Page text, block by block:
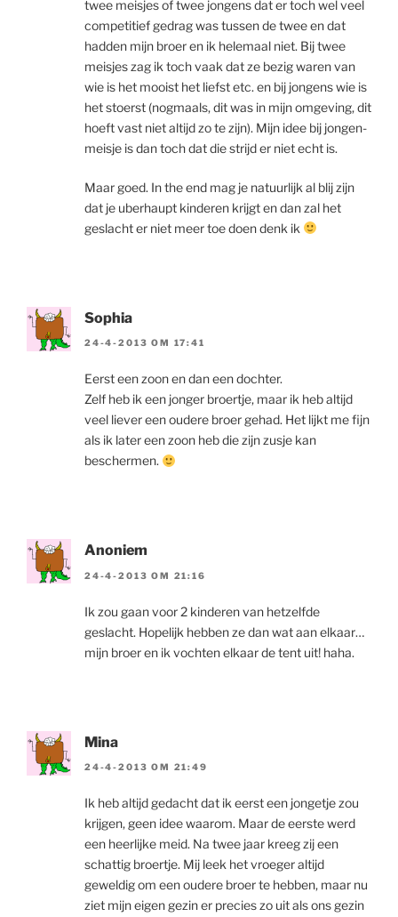
twee meisjes of twee jongens dat er toch wel veel
competitief gedrag was tussen de twee en dat
hadden mijn broer en ik helemaal niet. Bij twee
meisjes zag ik toch vaak dat ze bezig waren van
wie is het mooist het liefst etc. en bij jongens wie is
het stoerst (nogmaals, dit was in mijn omgeving, dit
hoeft vast niet altijd zo te zijn). Mijn idee bij jongen-
meisje is dan toch dat die strijd er niet echt is.
Maar goed. In the end mag je natuurlijk al blij zijn
dat je uberhaupt kinderen krijgt en dan zal het
geslacht er niet meer toe doen denk ik
Sophia
24-4-2013 OM 17:41
Eerst een zoon en dan een dochter.
Zelf heb ik een jonger broertje, maar ik heb altijd
veel liever een oudere broer gehad. Het lijkt me fijn
als ik later een zoon heb die zijn zusje kan
beschermen.
Anoniem
24-4-2013 OM 21:16
Ik zou gaan voor 2 kinderen van hetzelfde
geslacht. Hopelijk hebben ze dan wat aan elkaar…
mijn broer en ik vochten elkaar de tent uit! haha.
Mina
24-4-2013 OM 21:49
Ik heb altijd gedacht dat ik eerst een jongetje zou
krijgen, geen idee waarom. Maar de eerste werd
een heerlijke meid. Na twee jaar kreeg zij een
schattig broertje. Mij leek het vroeger altijd
geweldig om een oudere broer te hebben, maar nu
ziet mijn eigen gezin er precies zo uit als ons gezin